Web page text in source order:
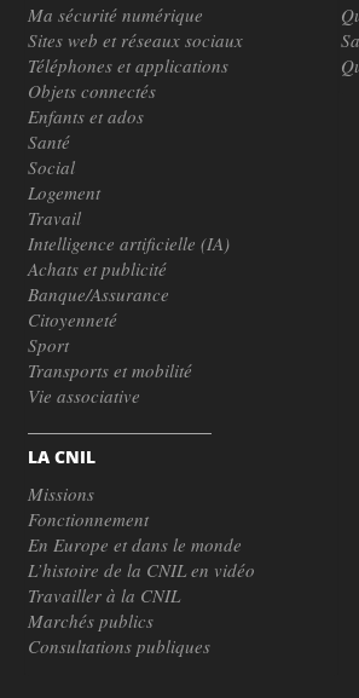
Ma sécurité numérique
Sites web et réseaux sociaux
Téléphones et applications
Objets connectés
Enfants et ados
Santé
Social
Logement
Travail
Intelligence artificielle (IA)
Achats et publicité
Banque/Assurance
Citoyenneté
Sport
Transports et mobilité
Vie associative
LA CNIL
Missions
Fonctionnement
En Europe et dans le monde
L’histoire de la CNIL en vidéo
Travailler à la CNIL
Marchés publics
Consultations publiques